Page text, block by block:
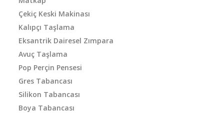
Çekiç Keski Makinası
Kalıpçı Taşlama
Eksantrik Dairesel Zımpara
Avuç Taşlama
Pop Perçin Pensesi
Gres Tabancası
Silikon Tabancası
Boya Tabancası